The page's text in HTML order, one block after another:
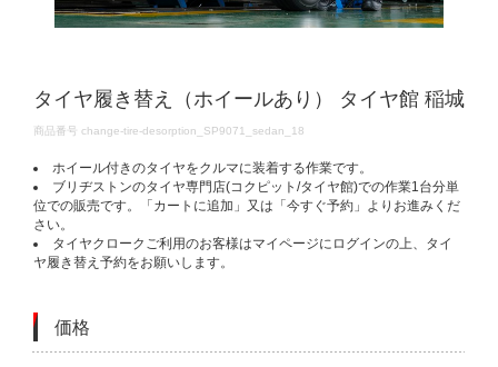
タイヤ履き替え（ホイールあり） タイヤ館 稲城
DETAILS
商品番号 change-tire-desorption_SP9071_sedan_18
ホイール付きのタイヤをクルマに装着する作業です。
ブリヂストンのタイヤ専門店(コクピット/タイヤ館)での作業1台分単
位での販売です。「カートに追加」又は「今すぐ予約」よりお進みくだ
さい。
タイヤクロークご利用のお客様はマイページにログインの上、タイ
ヤ履き替え予約をお願いします。
価格